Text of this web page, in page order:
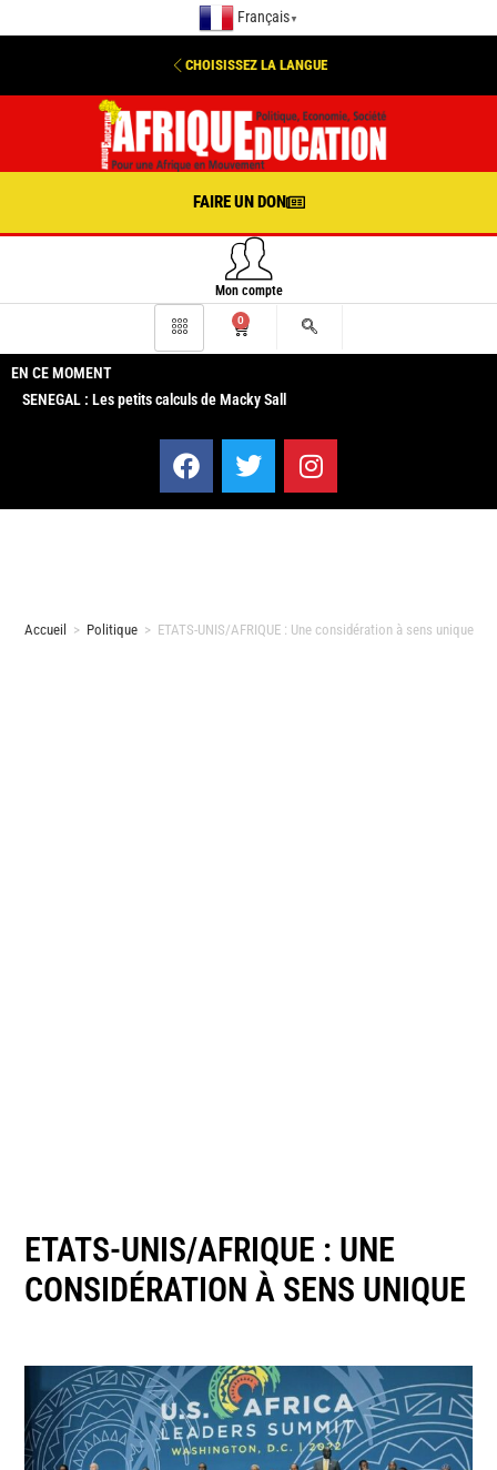
Français ▼
CHOISISSEZ LA LANGUE
FAIRE UN DON
Mon compte
0
EN CE MOMENT
SENEGAL : Les petits calculs de Macky Sall
Accueil > Politique > ETATS-UNIS/AFRIQUE : Une considération à sens unique
ETATS-UNIS/AFRIQUE : UNE
CONSIDÉRATION À SENS UNIQUE